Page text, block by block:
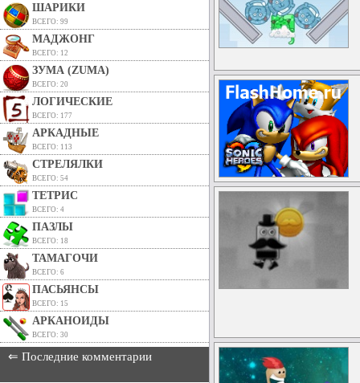
ШАРИКИ
ВСЕГО: 99
МАДЖОНГ
ВСЕГО: 12
ЗУМА (ZUMA)
ВСЕГО: 20
ЛОГИЧЕСКИЕ
ВСЕГО: 177
АРКАДНЫЕ
ВСЕГО: 113
СТРЕЛЯЛКИ
ВСЕГО: 54
ТЕТРИС
ВСЕГО: 4
ПАЗЛЫ
ВСЕГО: 18
ТАМАГОЧИ
ВСЕГО: 6
ПАСЬЯНСЫ
ВСЕГО: 15
АРКАНОИДЫ
ВСЕГО: 30
⇐ Последние комментарии